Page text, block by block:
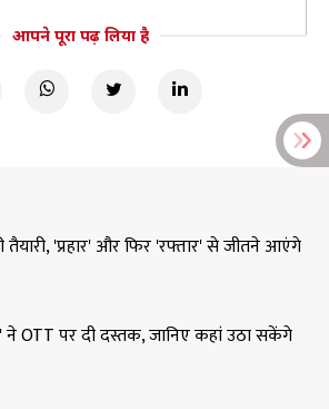
आपने पूरा पढ़ लिया है
तैयारी, 'प्रहार' और फिर 'रफ्तार' से जीतने आएंगे
OTT पर दी दस्तक, जानिए कहां उठा सकेंगे